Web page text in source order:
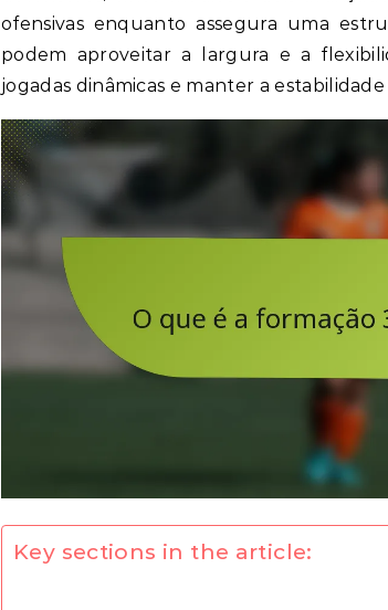
ofensivas enquanto assegura uma
podem aproveitar a largura e a
jogadas dinâmicas e manter a
Key sections in the article: